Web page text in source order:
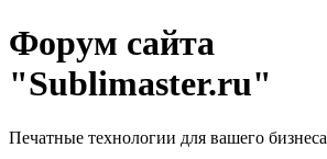
Форум сайта
"Sublimaster.ru"
Печатные технологии для вашего бизнеса